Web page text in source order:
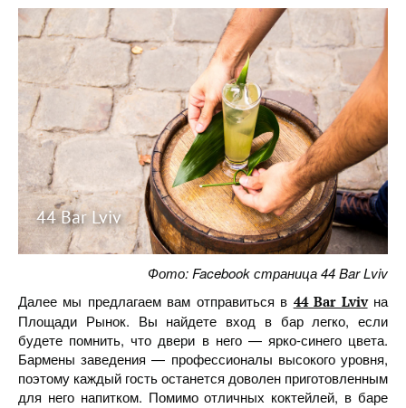
44 Bar Lviv
Фото: Facebook страница 44 Bar Lviv
Далее мы предлагаем вам отправиться в 44 Bar Lvivна
Площади Рынок. Вы найдете вход в бар легко, если
будете помнить, что двери в него — ярко-синего цвета.
Бармены заведения — профессионалы высокого уровня,
поэтому каждый гость останется доволен приготовленным
для него напитком. Помимо отличных коктейлей, в баре